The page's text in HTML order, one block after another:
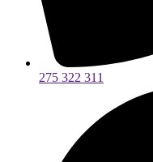
275 322 311